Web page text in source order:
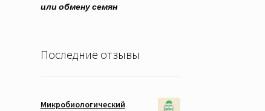
или обмену семян
Последние отзывы
Микробиологический